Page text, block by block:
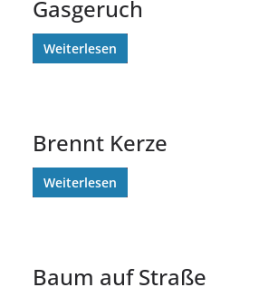
Gasgeruch
Weiterlesen
Brennt Kerze
Weiterlesen
Baum auf Straße